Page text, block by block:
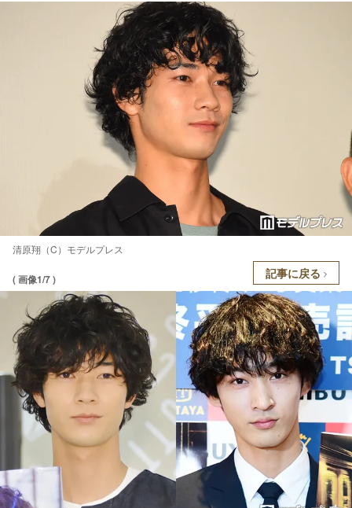
清原翔（C）モデルプレス
( 画像1/7 ) 記事に戻る